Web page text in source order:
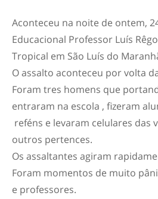
Aconteceu na noite de ontem,
Educacional Professor Luís
Tropical em São Luís do
O assalto aconteceu por volta
Foram tres homens que
entraram na escola , fizeram
reféns e levaram celulares das
outros pertences.
Os assaltantes agiram
Foram momentos de muito
e professores.